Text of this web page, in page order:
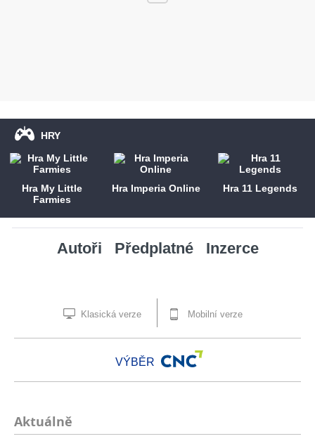
HRY
Hra My Little
Farmies
Hra Imperia Online Hra 11 Legends
Autoři Předplatné Inzerce
Klasická verze Mobilní verze
VÝBĚR
Aktuálně